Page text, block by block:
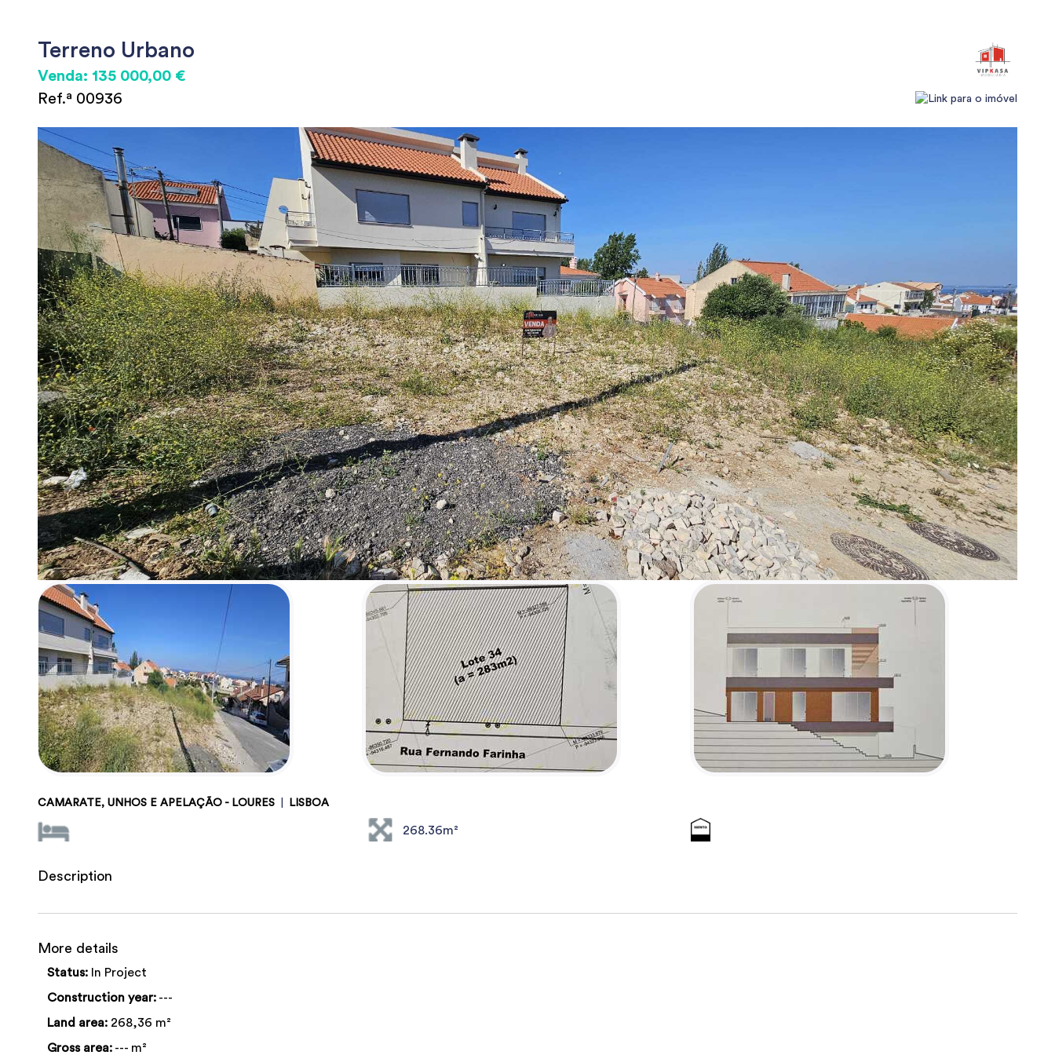
Terreno Urbano
Venda: 135 000,00 €
Ref.ª 00936
CAMARATE, UNHOS E APELAÇÃO - LOURES LISBOA
268.36m²
Description
More details
Status: In Project
Construction year: ---
Land area: 268,36 m²
Gross area: --- m²